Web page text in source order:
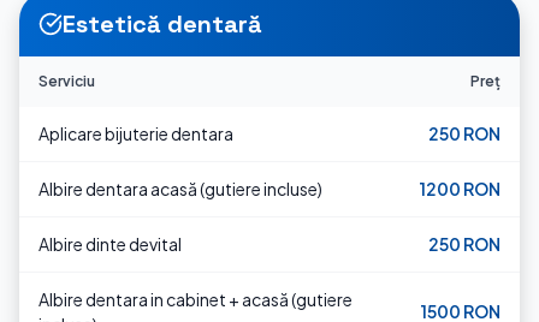
Estetică dentară
Serviciu Preț
Aplicare bijuterie dentara 250 RON
Albire dentara acasă (gutiere incluse) 1200 RON
Albire dinte devital 250 RON
Albire dentara in cabinet + acasă (gutiere
1500 RON